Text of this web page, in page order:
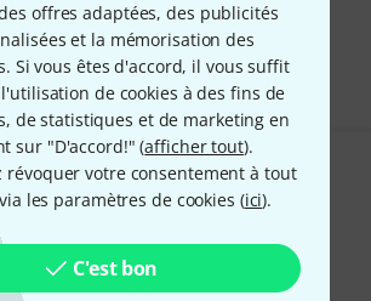
offres adaptées, des publicités
et la mémorisation des
Si vous êtes d'accord, il vous suffit
de cookies à des fins de
de statistiques et de marketing en
sur "D'accord!" (afficher tout).
révoquer votre consentement à tout
les paramètres de cookies (ici).
C'est bon
Envoi gratuit à partir de 69 €
sont indiqués avec TVA comprise
ce que vous voyez ?
Aide et commentaires